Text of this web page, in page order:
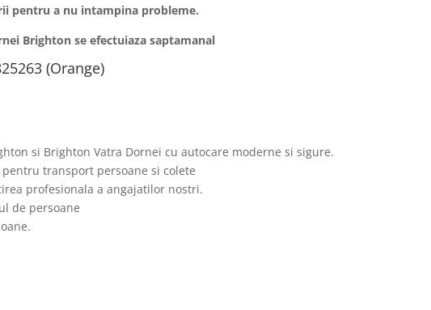
pentru a nu intampina probleme.
Brighton se efectuiaza saptamanal
(Orange)
si Brighton Vatra Dornei cu autocare moderne si sigure.
transport persoane si colete
profesionala a angajatilor nostri.
de persoane